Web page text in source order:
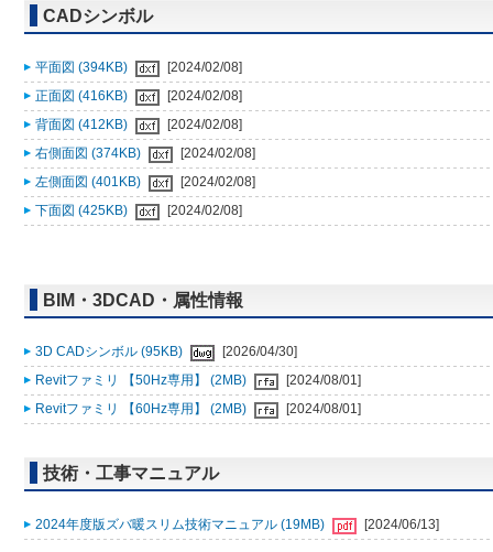
CADシンボル
平面図 (394KB)
[2024/02/08]
正面図 (416KB)
[2024/02/08]
背面図 (412KB)
[2024/02/08]
右側面図 (374KB)
[2024/02/08]
左側面図 (401KB)
[2024/02/08]
下面図 (425KB)
[2024/02/08]
BIM・3DCAD・属性情報
3D CADシンボル (95KB)
[2026/04/30]
Revitファミリ 【50Hz専用】 (2MB)
[2024/08/01]
Revitファミリ 【60Hz専用】 (2MB)
[2024/08/01]
技術・工事マニュアル
2024年度版ズバ暖スリム技術マニュアル (19MB) [2024/06/13]